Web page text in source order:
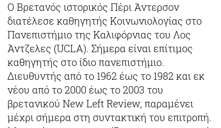
Ο Βρετανός ιστορικός Πέρι Άντερσον
διατέλεσε καθηγητής Κοινωνιολογίας στο
Πανεπιστήμιο της Καλιφόρνιας του Λος
Άντζελες (UCLA). Σήμερα είναι επίτιμος
καθηγητής στο ίδιο πανεπιστήμιο.
Διευθυντής από το 1962 έως το 1982 και εκ
νέου από το 2000 έως το 2003 του
βρετανικού New Left Review, παραμένει
μέχρι σήμερα στη συντακτική του επιτροπή.